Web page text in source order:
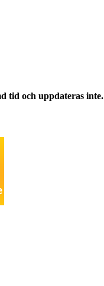
tid och uppdateras inte.